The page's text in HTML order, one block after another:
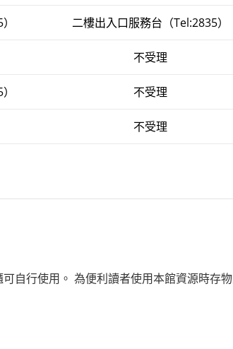
二樓出入口服務台（Tel:2835）
不受理
不受理
不受理
自行使用。 為便利讀者使用本館資源時存